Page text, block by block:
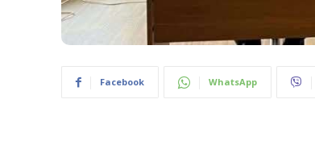
Facebook WhatsApp